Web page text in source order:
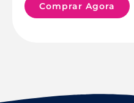
Comprar Agora